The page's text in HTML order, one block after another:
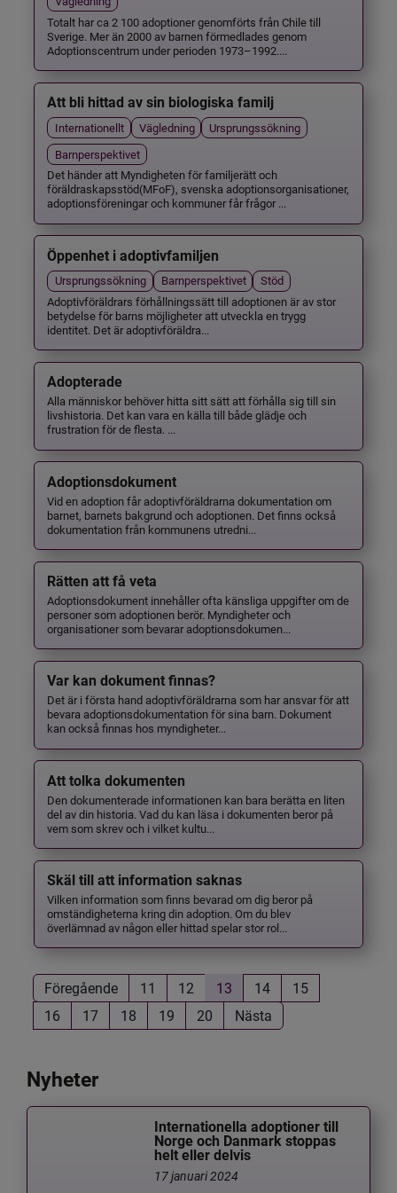
Totalt har ca 2 100 adoptioner genomförts från Chile till
Sverige. Mer än 2000 av barnen förmedlades genom
Adoptionscentrum under perioden 1973–1992....
Att bli hittad av sin biologiska familj
Internationellt Vägledning
Ursprungssökning
Barnperspektivet
Det händer att Myndigheten för familjerätt och
föräldraskapsstöd(MFoF), svenska adoptionsorganisationer,
adoptionsföreningar och kommuner får frågor ...
Öppenhet i adoptivfamiljen
Ursprungssökning Barnperspektivet
Stöd
Adoptivföräldrars förhållningssätt till adoptionen är av stor
betydelse för barns möjligheter att utveckla en trygg
identitet. Det är adoptivföräldra...
Adopterade
Alla människor behöver hitta sitt sätt att förhålla sig till sin
livshistoria. Det kan vara en källa till både glädje och
frustration för de flesta. ...
Adoptionsdokument
Vid en adoption får adoptivföräldrarna dokumentation om
barnet, barnets bakgrund och adoptionen. Det finns också
dokumentation från kommunens utredni...
Rätten att få veta
Adoptionsdokument innehåller ofta känsliga uppgifter om de
personer som adoptionen berör. Myndigheter och
organisationer som bevarar adoptionsdokumen...
Var kan dokument finnas?
Det är i första hand adoptivföräldrarna som har ansvar för att
bevara adoptionsdokumentation för sina barn. Dokument
kan också finnas hos myndigheter...
Att tolka dokumenten
Den dokumenterade informationen kan bara berätta en liten
del av din historia. Vad du kan läsa i dokumenten beror på
vem som skrev och i vilket kultu...
Skäl till att information saknas
Vilken information som finns bevarad om dig beror på
omständigheterna kring din adoption. Om du blev
överlämnad av någon eller hittad spelar stor rol...
Föregående 11 12 13 14
15
16
17 18 19 20 Nästa
Nyheter
Internationella adoptioner till
Norge och Danmark stoppas
helt eller delvis
17 januari 2024